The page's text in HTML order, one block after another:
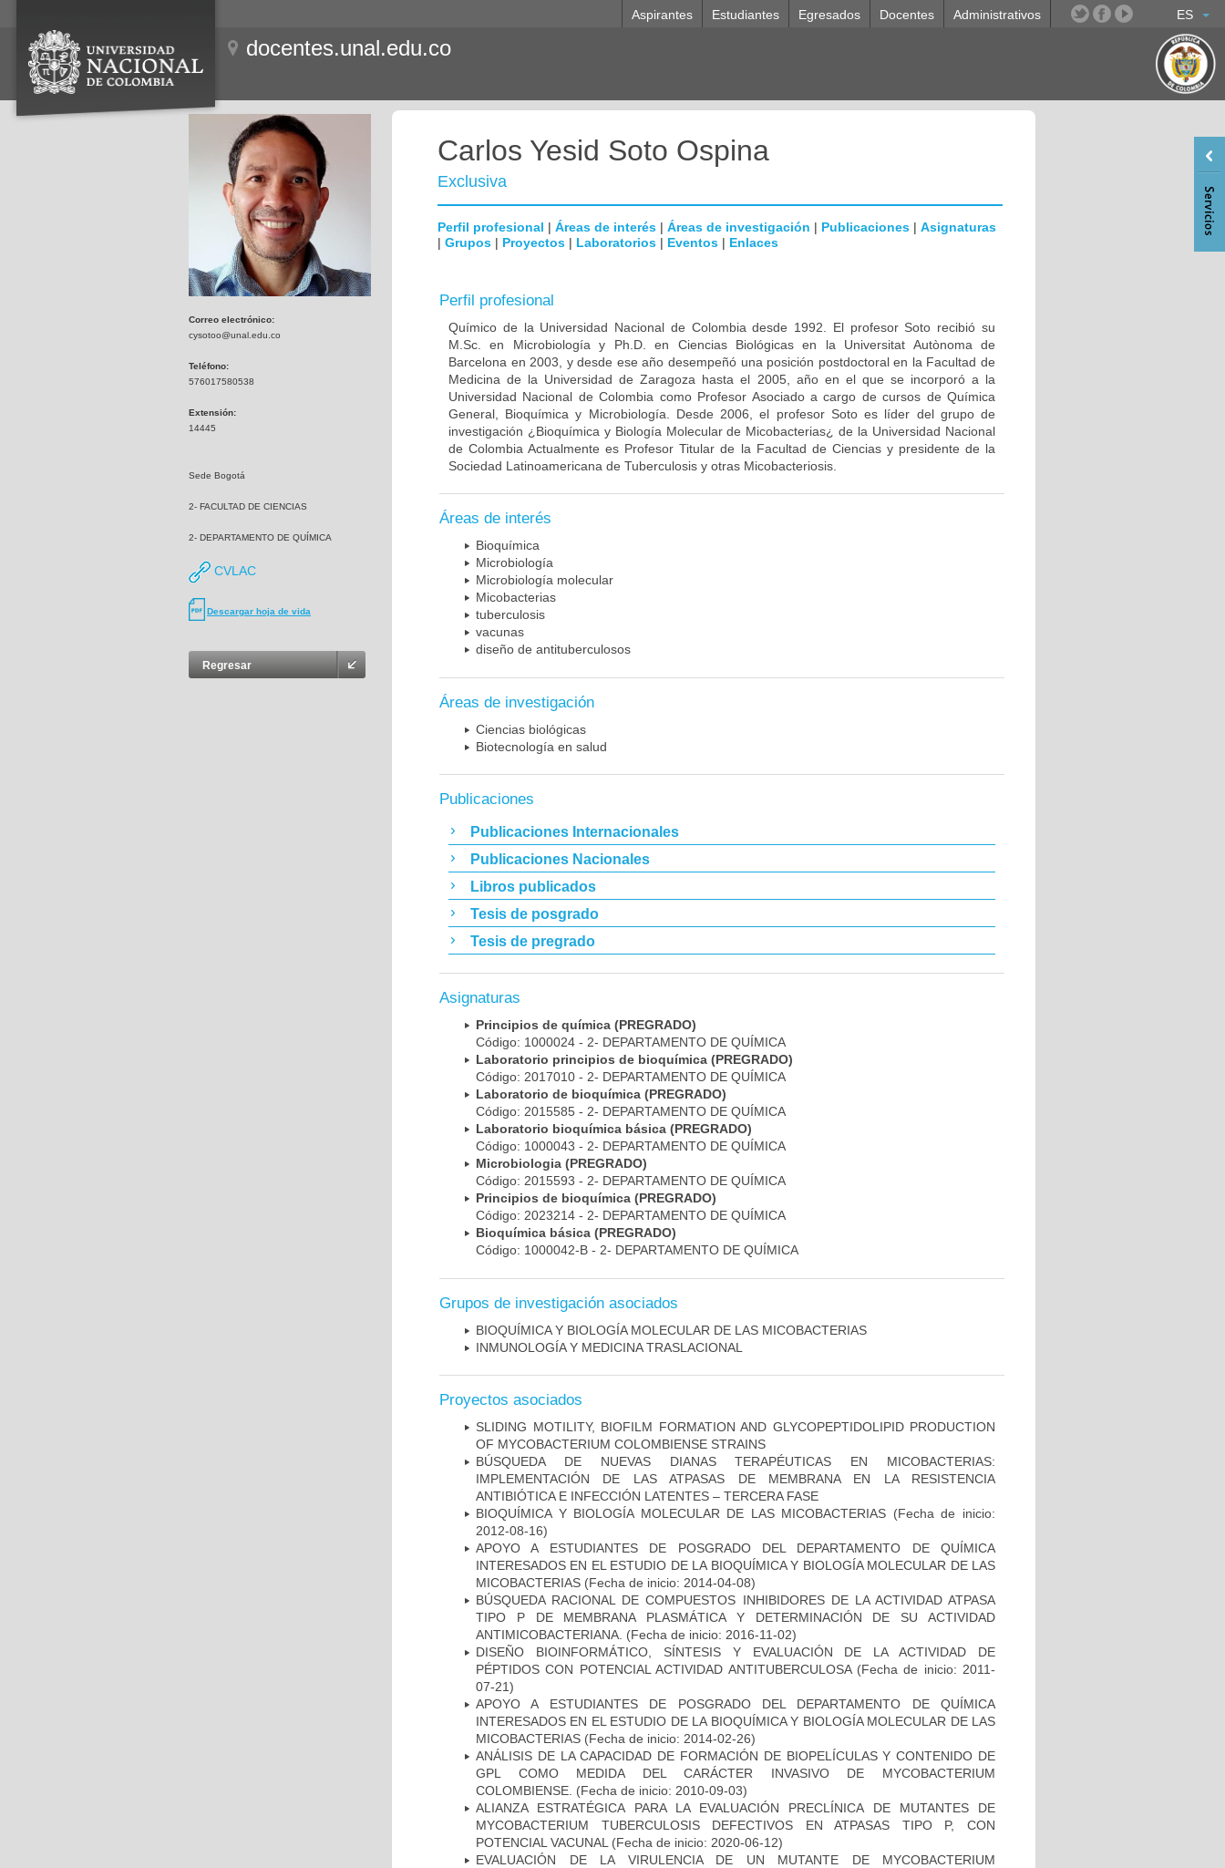
ES
Aspirantes Estudiantes Egresados Docentes Administrativos
docentes.unal.edu.co
Correo electrónico:
cysotoo@unal.edu.co
Teléfono:
576017580538
Extensión:
14445
Sede Bogotá
2- FACULTAD DE CIENCIAS
2- DEPARTAMENTO DE QUÍMICA
CVLAC
Descargar hoja de vida
Regresar
Carlos Yesid Soto Ospina
Exclusiva
Perfil profesional | Áreas de interés | Áreas de investigación | Publicaciones | Asignaturas
| Grupos | Proyectos | Laboratorios | Eventos | Enlaces
Perfil profesional
Químico de la Universidad Nacional de Colombia desde 1992. El profesor Soto recibió su
M.Sc. en Microbiología y Ph.D. en Ciencias Biológicas en la Universitat Autònoma de
Barcelona en 2003, y desde ese año desempeñó una posición postdoctoral en la Facultad de
Medicina de la Universidad de Zaragoza hasta el 2005, año en el que se incorporó a la
Universidad Nacional de Colombia como Profesor Asociado a cargo de cursos de Química
General, Bioquímica y Microbiología. Desde 2006, el profesor Soto es líder del grupo de
investigación ¿Bioquímica y Biología Molecular de Micobacterias¿ de la Universidad Nacional
de Colombia Actualmente es Profesor Titular de la Facultad de Ciencias y presidente de la
Sociedad Latinoamericana de Tuberculosis y otras Micobacteriosis.
Áreas de interés
Bioquímica
Microbiología
Microbiología molecular
Micobacterias
tuberculosis
vacunas
diseño de antituberculosos
Áreas de investigación
Ciencias biológicas
Biotecnología en salud
Publicaciones
Publicaciones Internacionales
Publicaciones Nacionales
Libros publicados
Tesis de posgrado
Tesis de pregrado
Asignaturas
Principios de química (PREGRADO)
Código: 1000024 - 2- DEPARTAMENTO DE QUÍMICA
Laboratorio principios de bioquímica (PREGRADO)
Código: 2017010 - 2- DEPARTAMENTO DE QUÍMICA
Laboratorio de bioquímica (PREGRADO)
Código: 2015585 - 2- DEPARTAMENTO DE QUÍMICA
Laboratorio bioquímica básica (PREGRADO)
Código: 1000043 - 2- DEPARTAMENTO DE QUÍMICA
Microbiologia (PREGRADO)
Código: 2015593 - 2- DEPARTAMENTO DE QUÍMICA
Principios de bioquímica (PREGRADO)
Código: 2023214 - 2- DEPARTAMENTO DE QUÍMICA
Bioquímica básica (PREGRADO)
Código: 1000042-B - 2- DEPARTAMENTO DE QUÍMICA
Grupos de investigación asociados
BIOQUÍMICA Y BIOLOGÍA MOLECULAR DE LAS MICOBACTERIAS
INMUNOLOGÍA Y MEDICINA TRASLACIONAL
Proyectos asociados
SLIDING MOTILITY, BIOFILM FORMATION AND GLYCOPEPTIDOLIPID PRODUCTION
OF MYCOBACTERIUM COLOMBIENSE STRAINS
BÚSQUEDA DE NUEVAS DIANAS TERAPÉUTICAS EN MICOBACTERIAS:
IMPLEMENTACIÓN DE LAS ATPASAS DE MEMBRANA EN LA RESISTENCIA
ANTIBIÓTICA E INFECCIÓN LATENTES – TERCERA FASE
BIOQUÍMICA Y BIOLOGÍA MOLECULAR DE LAS MICOBACTERIAS (Fecha de inicio:
2012-08-16)
APOYO A ESTUDIANTES DE POSGRADO DEL DEPARTAMENTO DE QUÍMICA
INTERESADOS EN EL ESTUDIO DE LA BIOQUÍMICA Y BIOLOGÍA MOLECULAR DE LAS
MICOBACTERIAS (Fecha de inicio: 2014-04-08)
BÚSQUEDA RACIONAL DE COMPUESTOS INHIBIDORES DE LA ACTIVIDAD ATPASA
TIPO P DE MEMBRANA PLASMÁTICA Y DETERMINACIÓN DE SU ACTIVIDAD
ANTIMICOBACTERIANA. (Fecha de inicio: 2016-11-02)
DISEÑO BIOINFORMÁTICO, SÍNTESIS Y EVALUACIÓN DE LA ACTIVIDAD DE
PÉPTIDOS CON POTENCIAL ACTIVIDAD ANTITUBERCULOSA(Fecha de inicio: 2011-
07-21)
APOYO A ESTUDIANTES DE POSGRADO DEL DEPARTAMENTO DE QUÍMICA
INTERESADOS EN EL ESTUDIO DE LA BIOQUÍMICA Y BIOLOGÍA MOLECULAR DE LAS
MICOBACTERIAS (Fecha de inicio: 2014-02-26)
ANÁLISIS DE LA CAPACIDAD DE FORMACIÓN DE BIOPELÍCULAS Y CONTENIDO DE
GPL COMO MEDIDA DEL CARÁCTER INVASIVO DE MYCOBACTERIUM
COLOMBIENSE. (Fecha de inicio: 2010-09-03)
ALIANZA ESTRATÉGICA PARA LA EVALUACIÓN PRECLÍNICA DE MUTANTES DE
MYCOBACTERIUM TUBERCULOSIS DEFECTIVOS EN ATPASAS TIPO P, CON
POTENCIAL VACUNAL (Fecha de inicio: 2020-06-12)
EVALUACIÓN DE LA VIRULENCIA DE UN MUTANTE DE MYCOBACTERIUM